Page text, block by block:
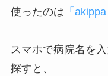
使ったのは 「akippa
スマホで病院名を
探すと、